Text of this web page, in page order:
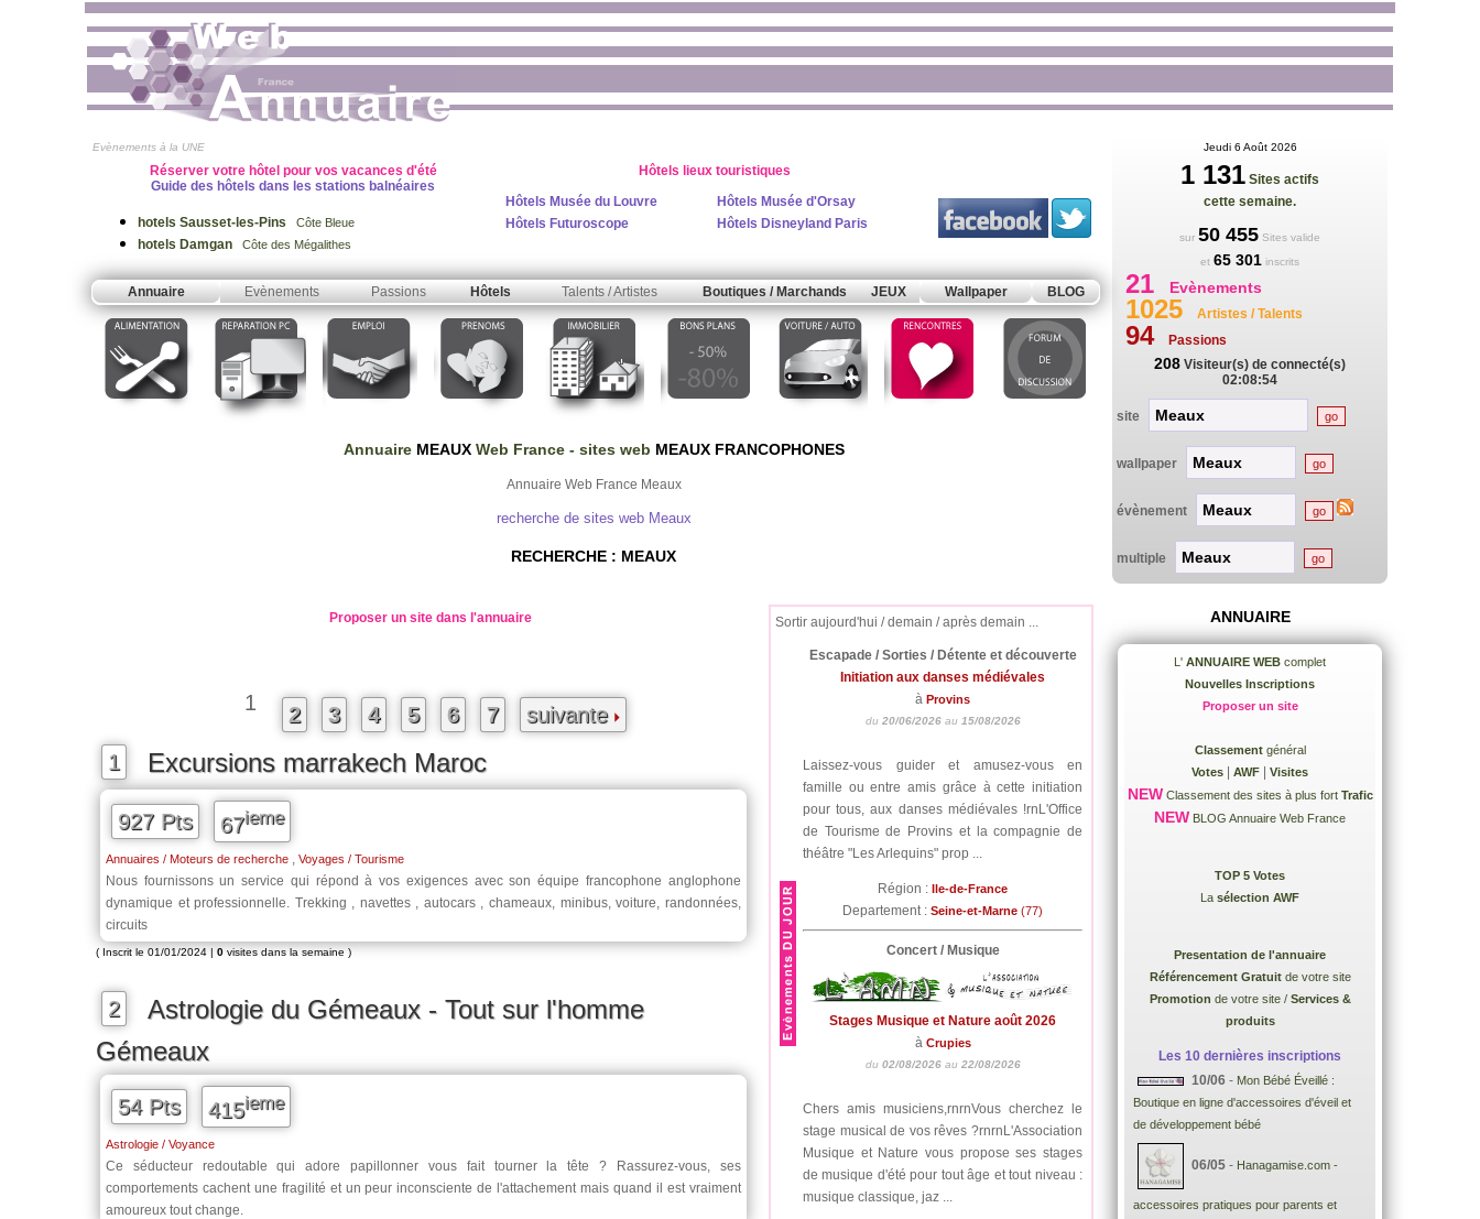
Evènements à la UNE
Réserver votre hôtel pour vos vacances d'été
Guide des hôtels dans les stations balnéaires
hotels Sausset-les-Pins Côte Bleue
hotels Damgan Côte des Mégalithes
Hôtels lieux touristiques
Hôtels Musée du Louvre
Hôtels Musée d'Orsay
Hôtels Futuroscope
Hôtels Disneyland Paris
Annuaire Evènements Passions Hôtels Talents / Artistes Boutiques / Marchands JEUX Wallpaper BLOG
Annuaire MEAUXWeb France- sites web MEAUX FRANCOPHONES
Annuaire Web France Meaux
recherche de sites web Meaux
RECHERCHE : MEAUX
Proposer un site dans l'annuaire
1 2 3 4 5 6 7
suivante
1
Excursions marrakech Maroc
927 Pts 67ieme
Annuaires / Moteurs de recherche Voyages / Tourisme
Nous fournissons un service qui répond à vos exigences avec son équipe francophone anglophone
dynamique et professionnelle. Trekking , navettes , autocars , chameaux, minibus, voiture, randonnées,
circuits
( Inscrit le 01/01/2024 | 0 visites dans la semaine )
2
Astrologie du Gémeaux - Tout sur l'homme
Gémeaux
54 Pts 415ieme
Astrologie / Voyance
Ce séducteur redoutable qui adore papillonner vous fait tourner la tête ? Rassurez-vous, ses
comportements cachent une fragilité et un peur inconsciente de l'attachement mais quand il est vraiment
amoureux tout change.
Sortir aujourd'hui / demain / après demain ...
Escapade / Sorties / Détente et découverte
Initiation aux danses médiévales
à Provins
du 20/06/2026au 15/08/2026
Laissez-vous guider et amusez-vous en
famille ou entre amis grâce à cette initiation
pour tous, aux danses médiévales !rnL'Office
de Tourisme de Provins et la compagnie de
théâtre "Les Arlequins" prop ...
Région : Ile-de-France
Departement : Seine-et-Marne (77)
Concert / Musique
Stages Musique et Nature août 2026
à Crupies
du 02/08/2026au 22/08/2026
Chers amis musiciens,rnrnVous cherchez le
stage musical de vos rêves ?rnrnL'Association
Musique et Nature vous propose ses stages
de musique d'été pour tout âge et tout niveau :
musique classique, jaz ...
Jeudi 6 Août 2026
1 131 Sites actifs
cette semaine.
sur 50 455 Sites valide
et 65 301 inscrits
21 Evènements
1025 Artistes / Talents
94 Passions
208 Visiteur(s) de connecté(s)
02:08:54
site
wallpaper
évènement
multiple
ANNUAIRE
L' ANNUAIRE WEB complet
Nouvelles Inscriptions
Proposer un site
Classementgénéral
Votes
AWF Visites
NEWClassement des sites à plus fort Trafic
NEW BLOG Annuaire Web France
TOP 5 Votes
La sélection AWF
Presentation de l'annuaire
Référencement Gratuitde votre site
Promotion de votre site / Services &
produits
Les 10 dernières inscriptions
10/06 - Mon Bébé Éveillé :
Boutique en ligne d'accessoires d'éveil et
de développement bébé
06/05 - Hanagamise.com -
accessoires pratiques pour parents et